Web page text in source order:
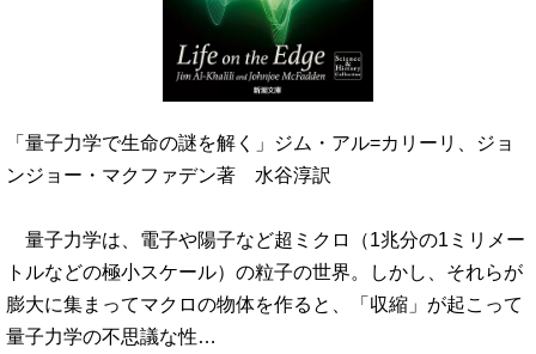
「量子力学で生命の謎を解く」ジム・アル=カリーリ、ジョ
ンジョー・マクファデン著 水谷淳訳
量子力学は、電子や陽子など超ミクロ（1兆分の1ミリメー
トルなどの極小スケール）の粒子の世界。しかし、それらが
膨大に集まってマクロの物体を作ると、「収縮」が起こって
量子力学の不思議な性…